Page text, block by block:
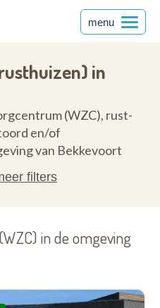
menu
in
(WZC), rust-
en/of
van Bekkevoort
filters
in de omgeving